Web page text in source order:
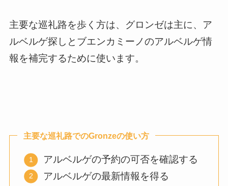
主要な巡礼路を歩く方は、グロンゼは主に、ア
ルベルゲ探しとブエンカミーノのアルベルゲ情
報を補完するために使います。
主要な巡礼路でのGronzeの使い方
アルベルゲの予約の可否を確認する
アルベルゲの最新情報を得る